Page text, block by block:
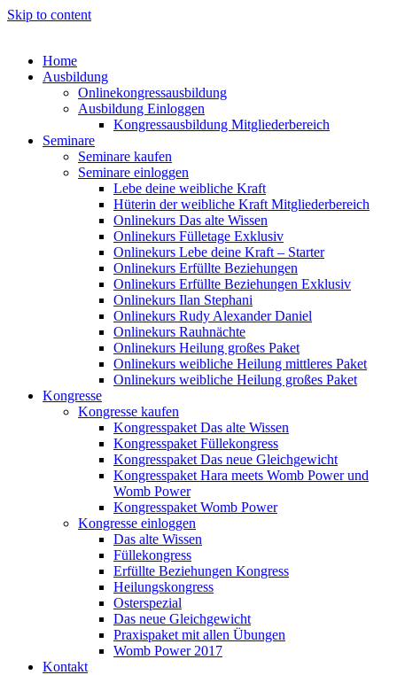
Skip to content
Home
Ausbildung
Onlinekongressausbildung
Ausbildung Einloggen
Kongressausbildung Mitgliederbereich
Seminare
Seminare kaufen
Seminare einloggen
Lebe deine weibliche Kraft
Hüterin der weibliche Kraft Mitgliederbereich
Onlinekurs Das alte Wissen
Onlinekurs Fülletage Exklusiv
Onlinekurs Lebe deine Kraft – Starter
Onlinekurs Erfüllte Beziehungen
Onlinekurs Erfüllte Beziehungen Exklusiv
Onlinekurs Ilan Stephani
Onlinekurs Rudy Alexander Daniel
Onlinekurs Rauhnächte
Onlinekurs Heilung großes Paket
Onlinekurs weibliche Heilung mittleres Paket
Onlinekurs weibliche Heilung großes Paket
Kongresse
Kongresse kaufen
Kongresspaket Das alte Wissen
Kongresspaket Füllekongress
Kongresspaket Das neue Gleichgewicht
Kongresspaket Hara meets Womb Power und
Womb Power
Kongresspaket Womb Power
Kongresse einloggen
Das alte Wissen
Füllekongress
Erfüllte Beziehungen Kongress
Heilungskongress
Osterspezial
Das neue Gleichgewicht
Praxispaket mit allen Übungen
Womb Power 2017
Kontakt